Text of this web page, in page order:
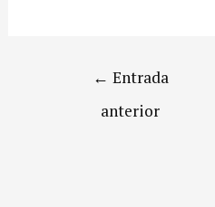
← Entrada
anterior